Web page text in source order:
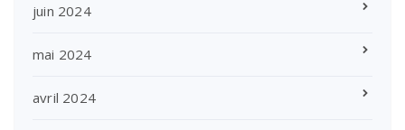
juin 2024
mai 2024
avril 2024